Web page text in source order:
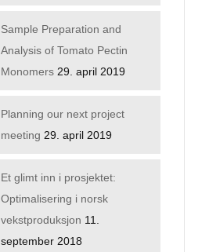
Sample Preparation and
Analysis of Tomato Pectin
Monomers 29. april 2019
Planning our next project
meeting 29. april 2019
Et glimt inn i prosjektet:
Optimalisering i norsk
vekstproduksjon 11.
september 2018